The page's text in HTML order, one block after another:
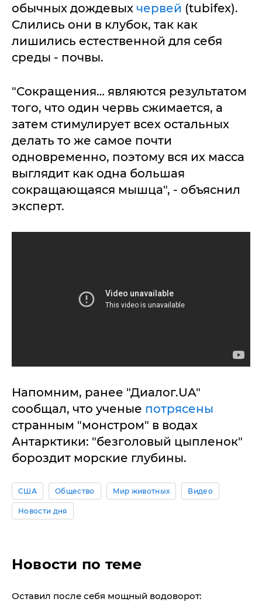
обычных дождевых червей (tubifex).
Слились они в клубок, так как
лишились естественной для себя
среды - почвы.
"Сокращения… являются результатом
того, что один червь сжимается, а
затем стимулирует всех остальных
делать то же самое почти
одновременно, поэтому вся их масса
выглядит как одна большая
сокращающаяся мышца", - объяснил
эксперт.
Напомним, ранее "Диалог.UA"
сообщал, что ученые потрясены
странным "монстром" в водах
Антарктики: "безголовый цыпленок"
бороздит морские глубины.
США Общество Мир животных Видео
Новости дня
Новости по теме
Оставил после себя мощный водоворот: